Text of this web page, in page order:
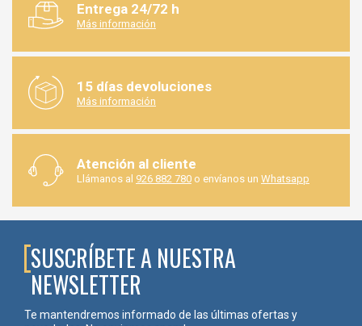
Entrega 24/72 h
Más información
15 días devoluciones
Más información
Atención al cliente
Llámanos al 926 882 780 o envíanos un Whatsapp
SUSCRÍBETE A NUESTRA
NEWSLETTER
Te mantendremos informado de las últimas ofertas y